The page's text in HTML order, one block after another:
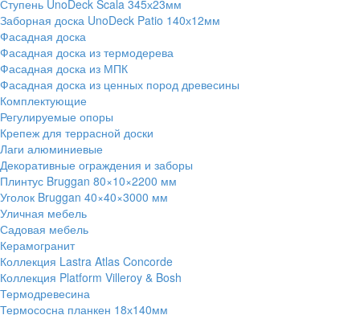
Ступень UnoDeck Scala 345х23мм
Заборная доска UnoDeck Patio 140х12мм
Фасадная доска
Фасадная доска из термодерева
Фасадная доска из МПК
Фасадная доска из ценных пород древесины
Комплектующие
Регулируемые опоры
Крепеж для террасной доски
Лаги алюминиевые
Декоративные ограждения и заборы
Плинтус Bruggan 80×10×2200 мм
Уголок Bruggan 40×40×3000 мм
Уличная мебель
Садовая мебель
Керамогранит
Коллекция Lastra Atlas Concorde
Коллекция Platform Villeroy & Bosh
Термодревесина
Термососна планкен 18х140мм